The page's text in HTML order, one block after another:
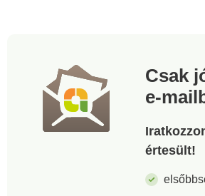
Csak
e-
értesült!